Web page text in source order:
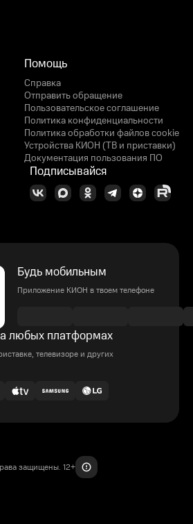
Помощь
Справка
Отправить обращение
Пользовательское соглашение
Политика конфиденциальности
Политика обработки файлов cookie
Устройства КИОН (ТВ и приставки)
Документация пользования ПО
Подписывайся
Будь мобильным
Приложение КИОН в твоем телефоне
любых платформах
телевизоре и других
защищены. 12+